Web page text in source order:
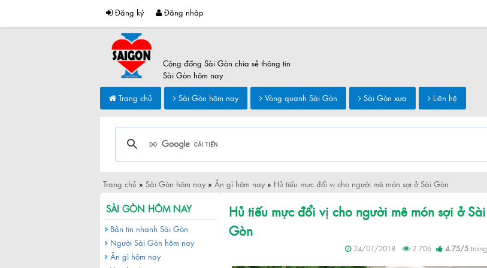
Đăng ký Đăng nhập
Cộng đồng Sài Gòn chia sẻ thông tin
Sài Gòn hôm nay
Trang chủ
Sài Gòn hôm nay Vòng quanh Sài Gòn Sài Gòn xưa Liên hệ
Trang chủ » Sài Gòn hôm nay» Ăn gì hôm nay» Hủ tiếu mực đổi vị cho người mê món sợi ở Sài Gòn
Hủ tiếu mực đổi vị cho người mê món sợi ở Sài
Gòn
24/01/2018 2.706 4.75/5 trong
SÀI GÒN HÔM NAY
Bản tin nhanh Sài Gòn
Người Sài Gòn hôm nay
Ăn gì hôm nay